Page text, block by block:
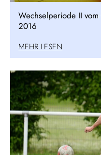
Wechselperiode II
2016
MEHR LESEN